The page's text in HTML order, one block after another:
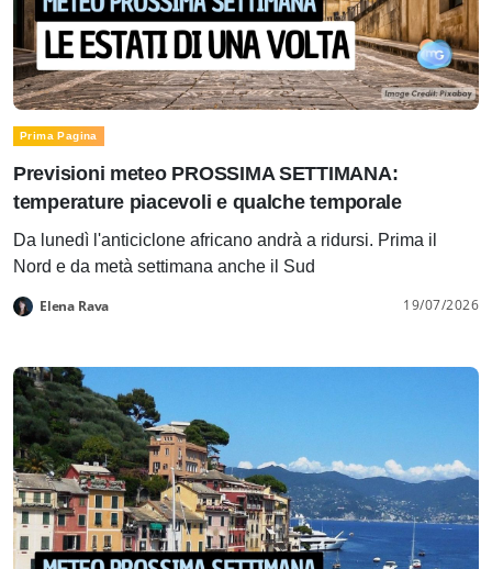
Prima Pagina
Previsioni meteo PROSSIMA SETTIMANA:
temperature piacevoli e qualche temporale
Da lunedì l'anticiclone africano andrà a ridursi. Prima il
Nord e da metà settimana anche il Sud
Elena Rava 19/07/2026